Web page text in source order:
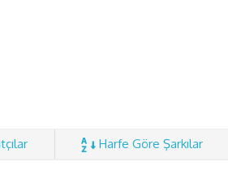
Harfe Göre Şarkılar